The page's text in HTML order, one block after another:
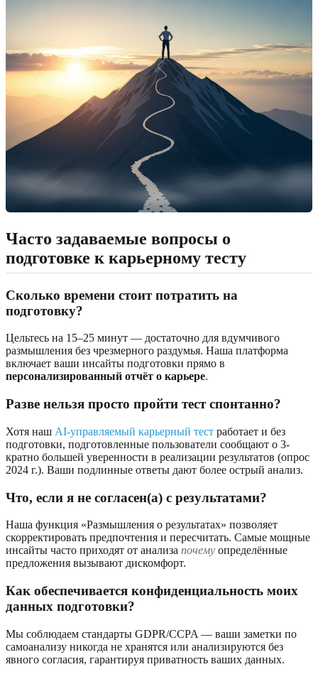
Часто задаваемые вопросы о
подготовке к карьерному тесту
Сколько времени стоит потратить на
подготовку?
Цельтесь на 15–25 минут — достаточно для вдумчивого
размышления без чрезмерного раздумья. Наша платформа
включает ваши инсайты подготовки прямо в
персонализированный отчёт о карьере.
Разве нельзя просто пройти тест спонтанно?
Хотя наш AI-управляемый карьерный тест работает и без
подготовки, подготовленные пользователи сообщают о 3-
кратно большей уверенности в реализации результатов (опрос
2024 г.). Ваши подлинные ответы дают более острый анализ.
Что, если я не согласен(а) с результатами?
Наша функция «Размышления о результатах» позволяет
скорректировать предпочтения и пересчитать. Самые мощные
инсайты часто приходят от анализа почему определённые
предложения вызывают дискомфорт.
Как обеспечивается конфиденциальность моих
данных подготовки?
Мы соблюдаем стандарты GDPR/CCPA — ваши заметки по
самоанализу никогда не хранятся или анализируются без
явного согласия, гарантируя приватность ваших данных.